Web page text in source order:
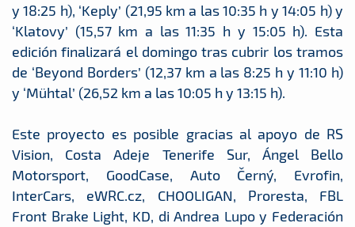
y 18:25 h), ‘Keply’ (21,95 km a las 10:35 h y 14:05 h) y
‘Klatovy’ (15,57 km a las 11:35 h y 15:05 h). Esta
edición finalizará el domingo tras cubrir los tramos
de ‘Beyond Borders’ (12,37 km a las 8:25 h y 11:10 h)
y ‘Mühtal’ (26,52 km a las 10:05 h y 13:15 h).
Este proyecto es posible gracias al apoyo de RS
Vision, Costa Adeje Tenerife Sur, Ángel Bello
Motorsport, GoodCase, Auto Černý, Evrofin,
InterCars, eWRC.cz, CHOOLIGAN, Proresta, FBL
Front Brake Light, KD, di Andrea Lupo y Federación